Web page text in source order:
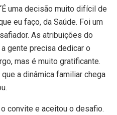
uma decisão muito difícil de
eu faço, da Saúde. Foi um
As atribuições do
gente precisa dedicar o
mas é muito gratificante.
a dinâmica familiar chega
convite e aceitou o desafio.